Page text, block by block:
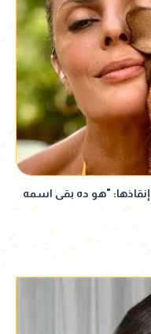
"هو ده بقى اسمه